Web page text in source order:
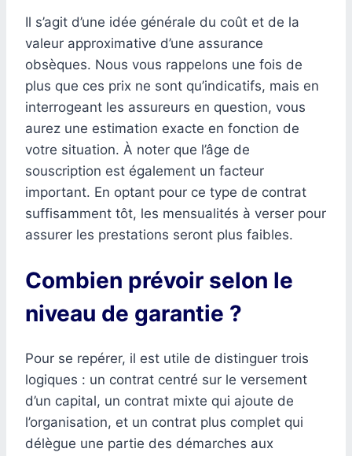
Il s’agit d’une idée générale du coût et de la
valeur approximative d’une assurance
obsèques. Nous vous rappelons une fois de
plus que ces prix ne sont qu’indicatifs, mais en
interrogeant les assureurs en question, vous
aurez une estimation exacte en fonction de
votre situation. À noter que l’âge de
souscription est également un facteur
important. En optant pour ce type de contrat
suffisamment tôt, les mensualités à verser pour
assurer les prestations seront plus faibles.
Combien prévoir selon le
niveau de garantie ?
Pour se repérer, il est utile de distinguer trois
logiques : un contrat centré sur le versement
d’un capital, un contrat mixte qui ajoute de
l’organisation, et un contrat plus complet qui
délègue une partie des démarches aux